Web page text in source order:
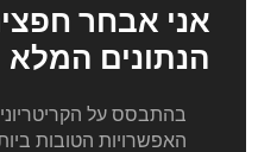
אני אבחר
הנתונים המלא
בהתבסס על